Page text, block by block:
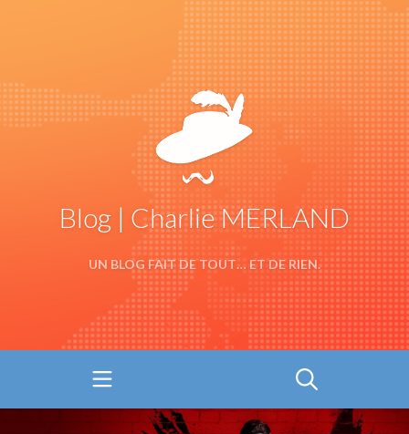
Blog | Charlie MERLAND
UN BLOG FAIT DE TOUT… ET DE RIEN.